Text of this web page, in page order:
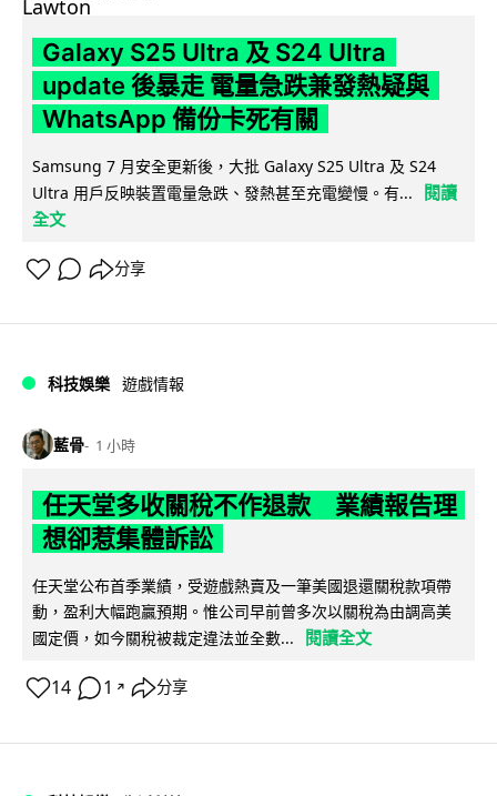
Galaxy S25 Ultra 及 S24 Ultra
update 後暴走 電量急跌兼發熱疑與
WhatsApp 備份卡死有關
Samsung 7 月安全更新後，大批 Galaxy S25 Ultra 及 S24
Ultra 用戶反映裝置電量急跌、發熱甚至充電變慢。有...
閱讀
全文
分享
科技娛樂 遊戲情報
藍骨 1 小時
任天堂多收關稅不作退款 業績報告理
想卻惹集體訴訟
任天堂公布首季業績，受遊戲熱賣及一筆美國退還關稅款項帶
動，盈利大幅跑贏預期。惟公司早前曾多次以關稅為由調高美
國定價，如今關稅被裁定違法並全數...
閱讀全文
14 1 ↗ 分享